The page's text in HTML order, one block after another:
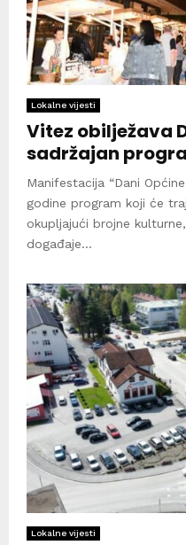
Lokalne vijesti
Vitez obilježava
sadržajan
Manifestacija “Dani
godine program koji će
okupljajući brojne
događaje...
Lokalne vijesti